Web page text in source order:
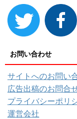
お問い合わせ
サイトへのお問い
広告出稿のお問合
プライバシーポリ
運営会社